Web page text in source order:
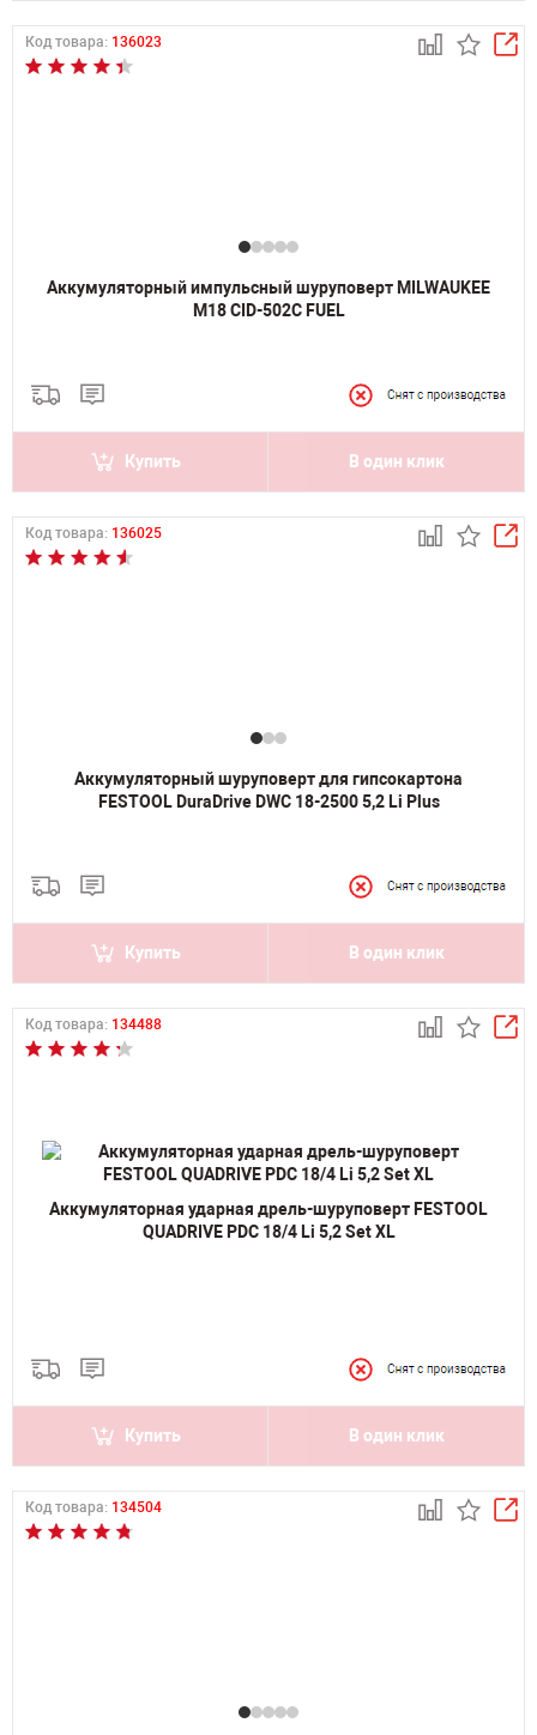
Код товара: 136023
Аккумуляторный импульсный шуруповерт MILWAUKEE
M18 CID-502C FUEL
Купить В один клик
Код товара: 136025
Аккумуляторный шуруповерт для гипсокартона
FESTOOL DuraDrive DWC 18-2500 5,2 Li Plus
Купить В один клик
Код товара: 134488
Аккумуляторная ударная дрель-шуруповерт FESTOOL
QUADRIVE PDC 18/4 Li 5,2 Set XL
Купить В один клик
Код товара: 134504